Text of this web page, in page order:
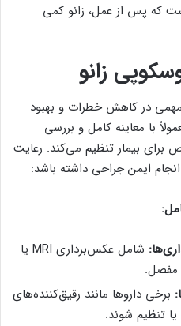
که پس از عمل، زانو کمی
زانو
در کاهش خطرات و بهبود
با معاینه کامل و بررسی
بیمار تنظیم می‌کند. رعایت
ایمن جراحی داشته باشد:
شامل عکس‌برداری MRI یا
مفصل.
برخی داروها مانند رقیق‌کننده‌های
تنظیم شوند.